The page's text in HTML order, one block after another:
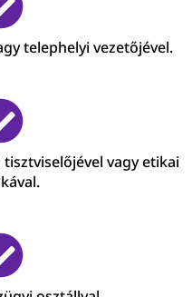
telephelyi vezetőjével.
vagy etikai